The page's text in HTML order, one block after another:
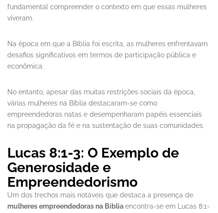
fundamental compreender o contexto em que essas mulheres
viveram.
Na época em que a Bíblia foi escrita, as mulheres enfrentavam
desafios significativos em termos de participação pública e
econômica.
No entanto, apesar das muitas restrições sociais da época,
várias mulheres na Bíblia destacaram-se como
empreendedoras natas e desempenharam papéis essenciais
na propagação da fé e na sustentação de suas comunidades.
Lucas 8:1-3: O Exemplo de
Generosidade e
Empreendedorismo
Um dos trechos mais notáveis que destaca a presença de
mulheres empreendedoras na Bíbliaencontra-se em Lucas 8:1-